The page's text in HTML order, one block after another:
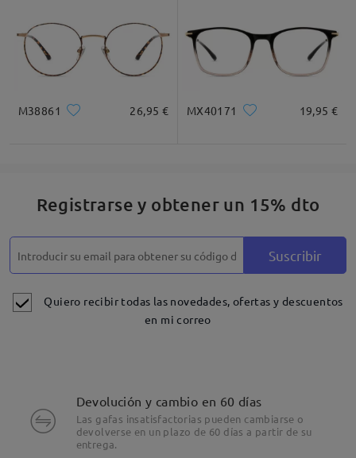
M38861 26,95 € MX40171 19,95 €
Registrarse y obtener un 15% dto
Suscribir
Quiero recibir todas las novedades, ofertas y descuentos
en mi correo
Devolución y cambio en 60 días
Las gafas insatisfactorias pueden cambiarse o
devolverse en un plazo de 60 días a partir de su
entrega.